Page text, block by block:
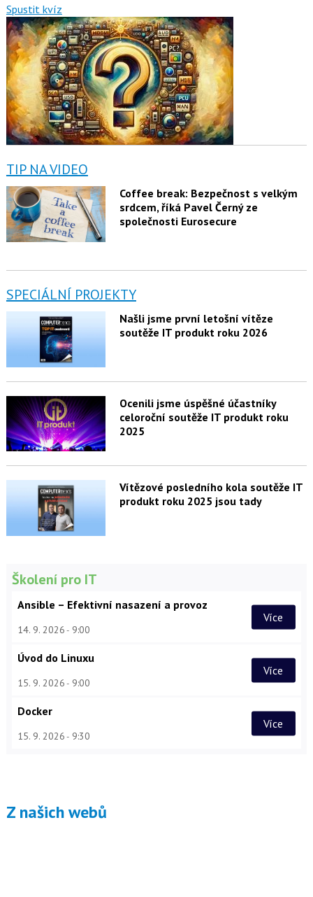
Spustit kvíz
TIP NA VIDEO
Coffee break: Bezpečnost s velkým
srdcem, říká Pavel Černý ze
společnosti Eurosecure
SPECIÁLNÍ PROJEKTY
Našli jsme první letošní vítěze
soutěže IT produkt roku 2026
Ocenili jsme úspěšné účastníky
celoroční soutěže IT produkt roku
2025
Vítězové posledního kola soutěže IT
produkt roku 2025 jsou tady
Školení pro IT
Ansible – Efektivní nasazení a provoz
14. 9. 2026 9:00
Více
Úvod do Linuxu
15. 9. 2026 9:00
Více
Docker
15. 9. 2026 9:30
Více
Z našich webů